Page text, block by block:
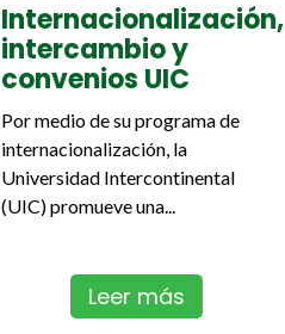
Internacionalización,
intercambio y
convenios UIC
Por medio de su programa de
internacionalización, la
Universidad Intercontinental
(UIC) promueve una...
Leer más